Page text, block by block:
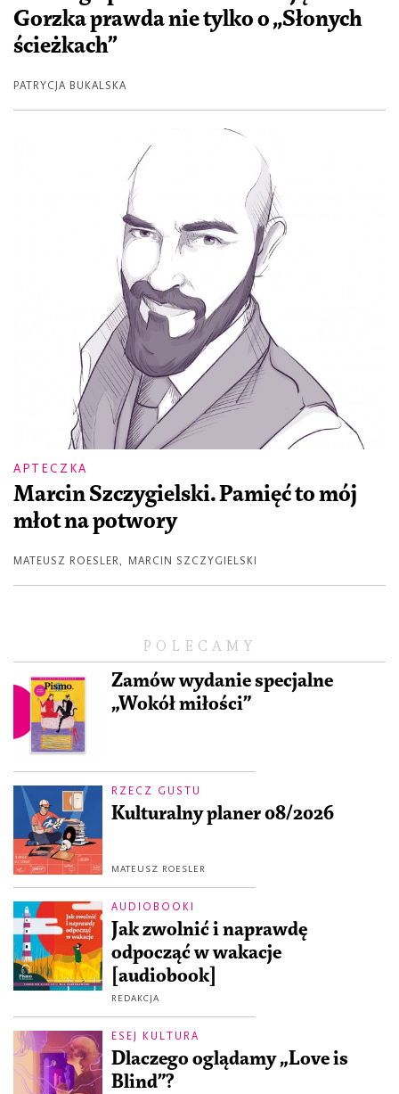
POLECAMY
Zamów wydanie specjalne
„Wokół miłości”
RZECZ GUSTU
Kulturalny planer 08/2026
MATEUSZ ROESLER
AUDIOBOOKI
Jak zwolnić i naprawdę
odpocząć w wakacje
[audiobook]
REDAKCJA
ESEJ KULTURA
Dlaczego oglądamy „Love is
Blind”?
Gorzka prawda nie tylko o „Słonych
ścieżkach”
PATRYCJA BUKALSKA
APTECZKA
Marcin Szczygielski. Pamięć to mój
młot na potwory
MATEUSZ ROESLER, MARCIN SZCZYGIELSKI